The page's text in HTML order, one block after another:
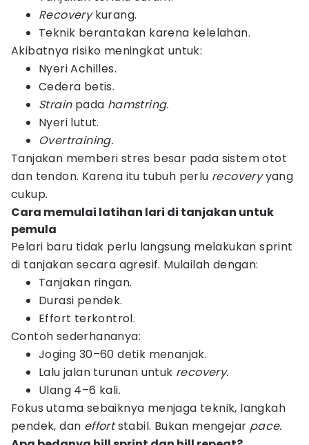
Recoverykurang.
Teknik berantakan karena kelelahan.
Akibatnya risiko meningkat untuk:
Nyeri Achilles.
Cedera betis.
Strainpada hamstring.
Nyeri lutut.
Overtraining.
Tanjakan memberi stres besar pada sistem otot
dan tendon. Karena itu tubuh perlu recoveryyang
cukup.
Cara memulai latihan lari di tanjakan untuk
pemula
Pelari baru tidak perlu langsung melakukan sprint
di tanjakan secara agresif. Mulailah dengan:
Tanjakan ringan.
Durasi pendek.
Effort terkontrol.
Contoh sederhananya:
Joging 30–60 detik menanjak.
Lalu jalan turunan untuk recovery.
Ulang 4–6 kali.
Fokus utama sebaiknya menjaga teknik, langkah
pendek, dan effortstabil. Bukan mengejar pace.